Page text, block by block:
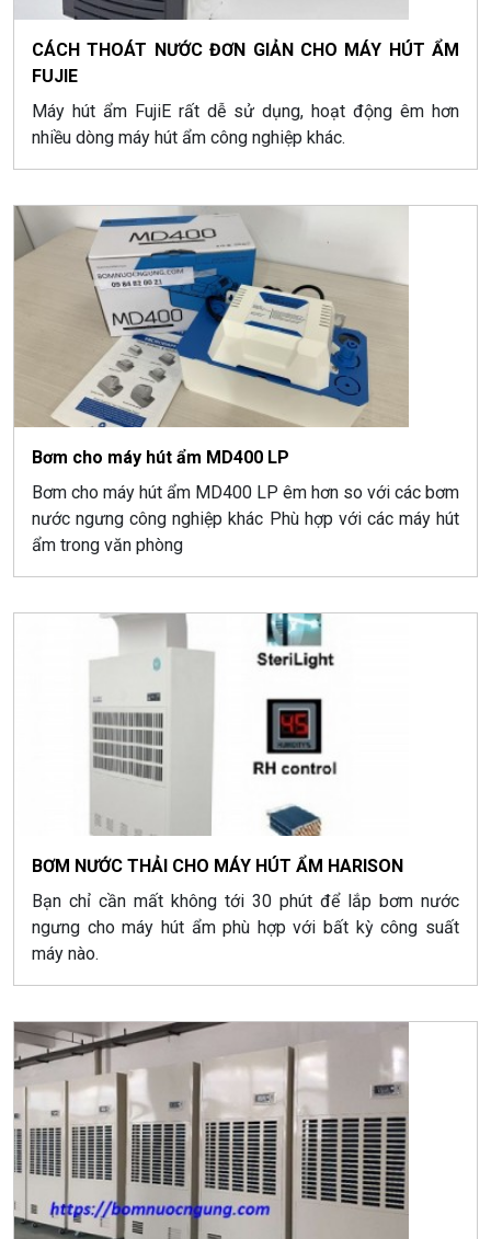
CÁCH THOÁT NƯỚC ĐƠN GIẢN CHO MÁY HÚT ẨM
FUJIE
Máy hút ẩm FujiE rất dễ sử dụng, hoạt động êm hơn
nhiều dòng máy hút ẩm công nghiệp khác.
Bơm cho máy hút ẩm MD400 LP
Bơm cho máy hút ẩm MD400 LP êm hơn so với các bơm
nước ngưng công nghiệp khác Phù hợp với các máy hút
ẩm trong văn phòng
BƠM NƯỚC THẢI CHO MÁY HÚT ẨM HARISON
Bạn chỉ cần mất không tới 30 phút để lắp bơm nước
ngưng cho máy hút ẩm phù hợp với bất kỳ công suất
máy nào.